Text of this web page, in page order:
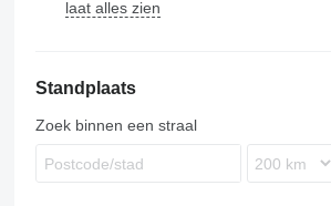
balanceermachines
brootse machines
coördinatentabellen
coördinatenmeetmachines
VTC
CH4000
VRK
D-series
laat alles zien
Standplaats
Zoek binnen een straal